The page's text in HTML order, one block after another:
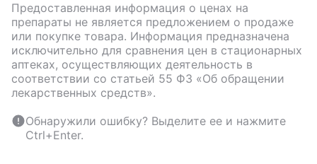
Предоставленная информация о ценах на
препараты не является предложением о продаже
или покупке товара. Информация предназначена
исключительно для сравнения цен в стационарных
аптеках, осуществляющих деятельность в
соответствии со статьей 55 ФЗ «Об обращении
лекарственных средств».
Обнаружили ошибку? Выделите ее и нажмите
Ctrl+Enter.